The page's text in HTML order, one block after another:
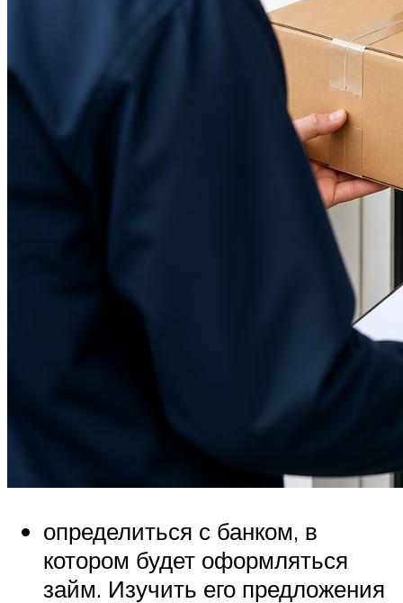
определиться с банком, в
котором будет оформляться
займ. Изучить его предложения